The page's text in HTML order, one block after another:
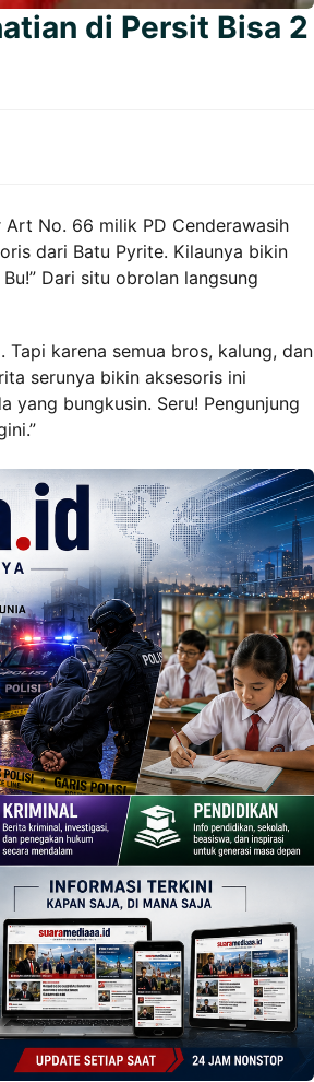
di Persit Bisa 2
No. 66 milik PD Cenderawasih
dari Batu Pyrite. Kilaunya bikin
Dari situ obrolan langsung
karena semua bros, kalung, dan
serunya bikin aksesoris ini
yang bungkusin. Seru! Pengunjung